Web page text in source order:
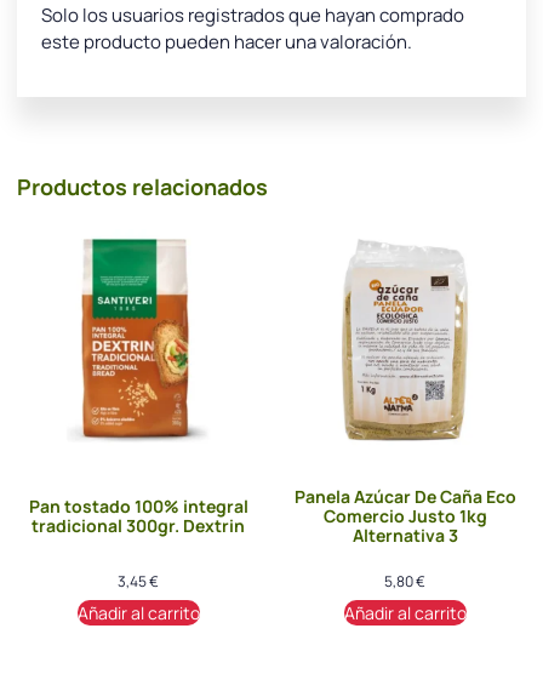
Solo los usuarios registrados que hayan comprado
este producto pueden hacer una valoración.
Productos relacionados
Pan tostado 100% integral
tradicional 300gr. Dextrin
3,45€
Añadir al carrito
Panela Azúcar De Caña Eco
Comercio Justo 1kg
Alternativa 3
5,80€
Añadir al carrito